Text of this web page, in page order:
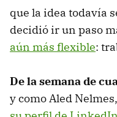
que la idea todavía
decidió ir un paso
aún más flexible:
De la semana de
y como Aled